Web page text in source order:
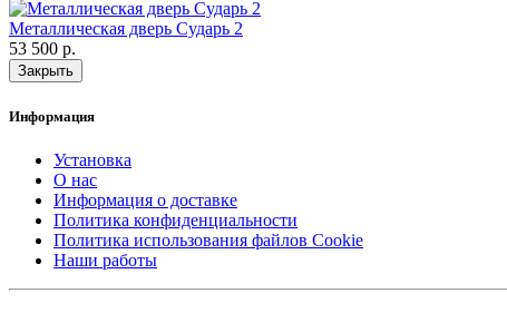
Металлическая дверь Сударь 2
53 500 р.
Закрыть
Информация
Установка
О нас
Информация о доставке
Политика конфиденциальности
Политика использования файлов Cookie
Наши работы